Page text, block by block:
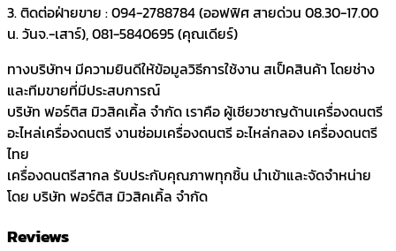
3. ติดต่อฝ่ายขาย : 094-2788784 (ออฟฟิศ สายด่วน 08.30-17.00
น. วันจ.-เสาร์), 081-5840695 (คุณเดียร์)
ทางบริษัทฯ มีความยินดีให้ข้อมูลวิธีการใช้งาน สเป็คสินค้า โดยช่าง
และทีมขายที่มีประสบการณ์
บริษัท ฟอร์ติส มิวสิคเคิ้ล จำกัด เราคือ ผู้เชียวชาญด้านเครื่องดนตรี
อะไหล่เครื่องดนตรี งานซ่อมเครื่องดนตรี อะไหล่กลอง เครื่องดนตรี
ไทย
เครื่องดนตรีสากล รับประกับคุณภาพทุกชิ้น นำเข้าและจัดจำหน่าย
โดย บริษัท ฟอร์ติส มิวสิคเคิ้ล จำกัด
Reviews